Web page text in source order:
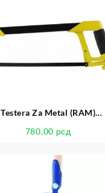
Testera Za Metal (RAM)
780,00 рсд